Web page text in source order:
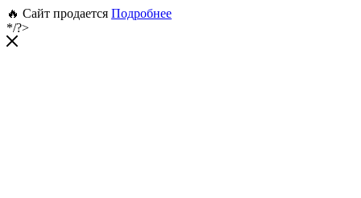
🔥 Сайт продается Подробнее
*/?>